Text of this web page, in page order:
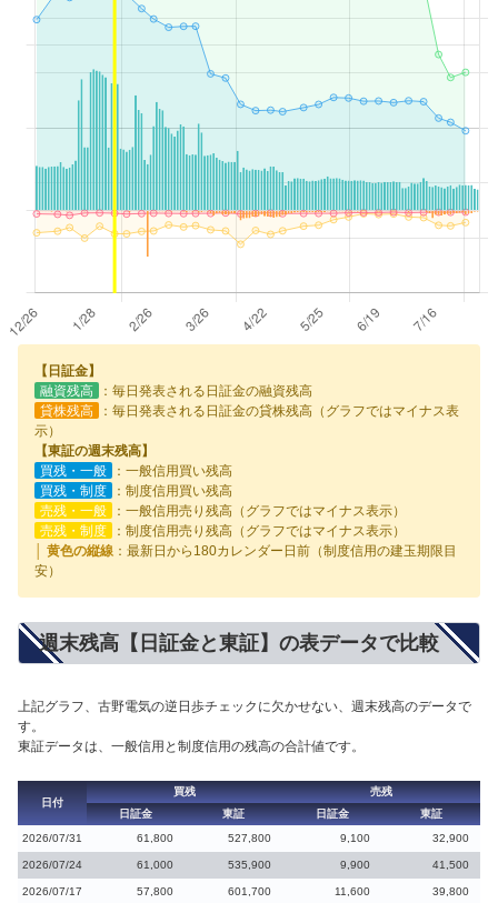
【日証金】
融資残高
：毎日発表される日証金の融資残高
貸株残高
：毎日発表される日証金の貸株残高（グラフではマイナス表
示）
【東証の週末残高】
買残・一般
：一般信用買い残高
買残・制度
：制度信用買い残高
売残・一般
：一般信用売り残高（グラフではマイナス表示）
売残・制度
：制度信用売り残高（グラフではマイナス表示）
│ 黄色の縦線 ：最新日から180カレンダー日前（制度信用の建玉期限目
安）
週末残高【日証金と東証】の表データで比較
上記グラフ、古野電気の逆日歩チェックに欠かせない、週末残高のデータで
す。
東証データは、一般信用と制度信用の残高の合計値です。
日付
買残
売残
日証金
東証 日証金
東証
2026/07/31
61,800 527,800 9,100 32,900
2026/07/24 61,000 535,900 9,900 41,500
2026/07/17 57,800 601,700 11,600 39,800